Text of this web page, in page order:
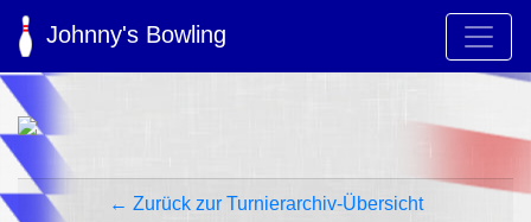
Johnny's Bowling
← Zurück zur Turnierarchiv-Übersicht